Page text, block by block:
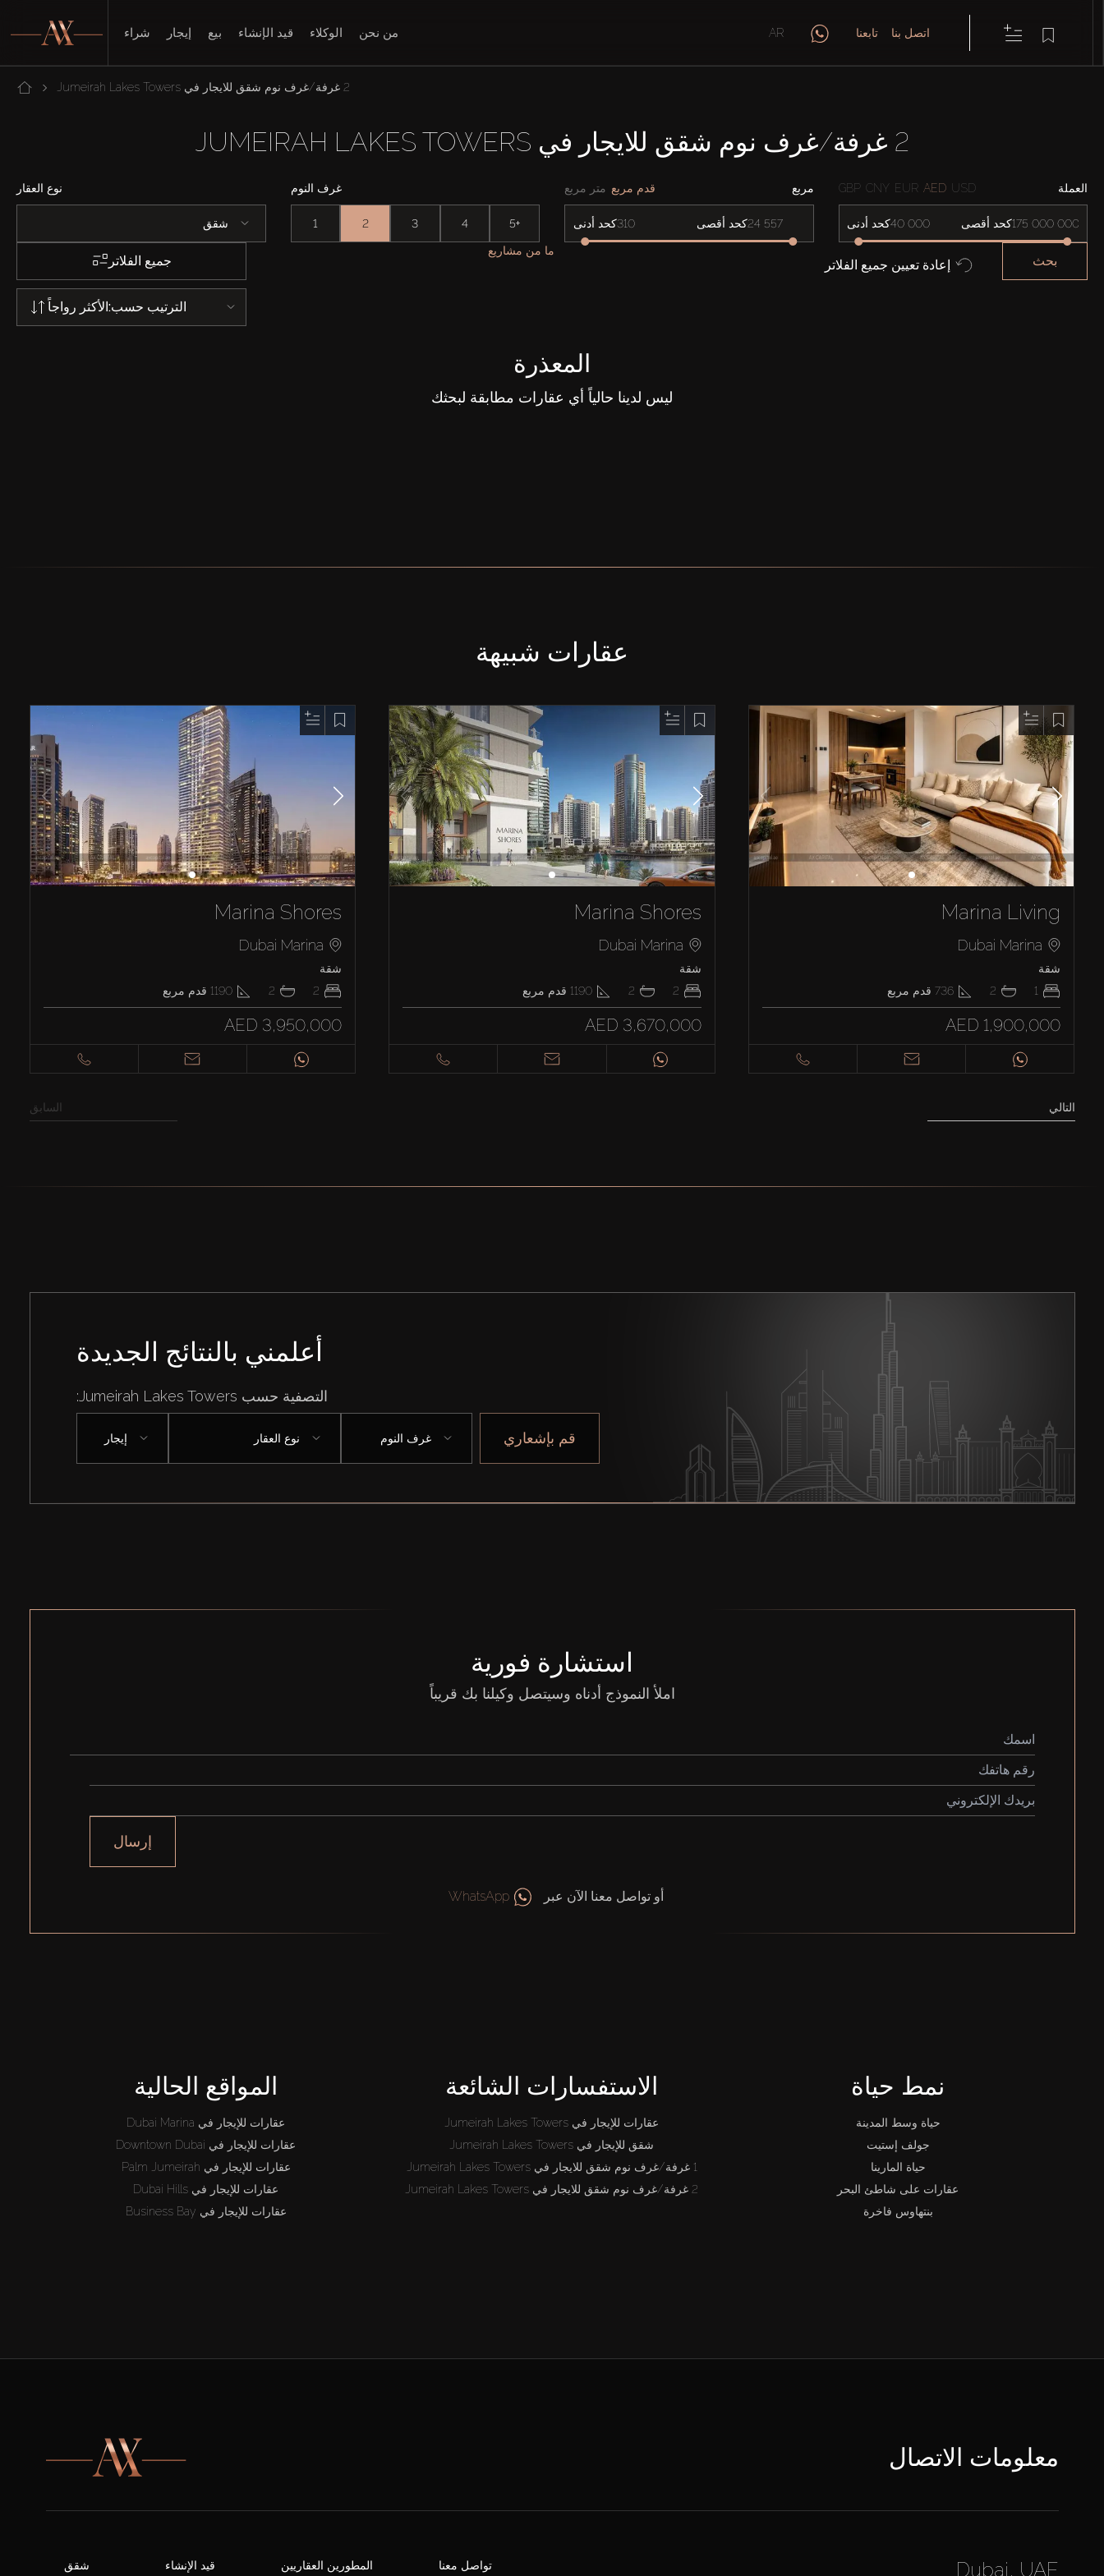
شراء إيجار بيع قيد الإنشاء الوكلاء من نحن AR تابعنا اتصل بنا
2 غرفة/غرف نوم شقق للايجار في Jumeirah Lakes Towers
2 غرفة/غرف نوم شقق للايجار في JUMEIRAH LAKES TOWERS
نوع العقار
شقق
غرف النوم
1 2 3 4 5+
مربع متر مربع قدم مربع
كحد أدنى كحد أقصى
العملة GBP CNY EUR AED USD
كحد أدنى كحد أقصى
جميع الفلاتر
ما من مشاريع
إعادة تعيين جميع الفلاتر بحث
الأكثر رواجاًالترتيب حسب:
المعذرة
ليس لدينا حالياً أي عقارات مطابقة لبحثك
عقارات شبيهة
Marina Shores
Dubai Marina
شقة
2
2
1190 قدم مربع
AED 3,950,000
Marina Shores
Dubai Marina
شقة
2
2
1190 قدم مربع
AED 3,670,000
Marina Living
Dubai Marina
شقة
1
2
736 قدم مربع
AED 1,900,000
السابق التالي
أعلمني بالنتائج الجديدة
التصفية حسب Jumeirah Lakes Towers:
إيجار نوع العقار غرف النوم قم بإشعاري
استشارة فورية
املأ النموذج أدناه وسيتصل وكيلنا بك قريباً
إرسال
أو تواصل معنا الآن عبر WhatsApp
المواقع الحالية
عقارات للإيجار في Dubai Marina
عقارات للإيجار في Downtown Dubai
عقارات للإيجار في Palm Jumeirah
عقارات للإيجار في Dubai Hills
عقارات للإيجار في Business Bay
الاستفسارات الشائعة
عقارات للإيجار في Jumeirah Lakes Towers
شقق للإيجار في Jumeirah Lakes Towers
1 غرفة/غرف نوم شقق للايجار في Jumeirah Lakes Towers
2 غرفة/غرف نوم شقق للايجار في Jumeirah Lakes Towers
نمط حياة
حياة وسط المدينة
جولف إستيت
حياة المارينا
عقارات على شاطئ البحر
بنتهاوس فاخرة
معلومات الاتصال
شقق قيد الإنشاء المطورين العقاريين تواصل معنا Dubai, UAE